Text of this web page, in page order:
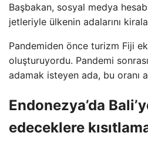
Başbakan, sosyal medya
jetleriyle ülkenin adalarını
Pandemiden önce turizm Fiji
oluşturuyordu. Pandemi
adamak isteyen ada, bu oranı
Endonezya’da
edeceklere